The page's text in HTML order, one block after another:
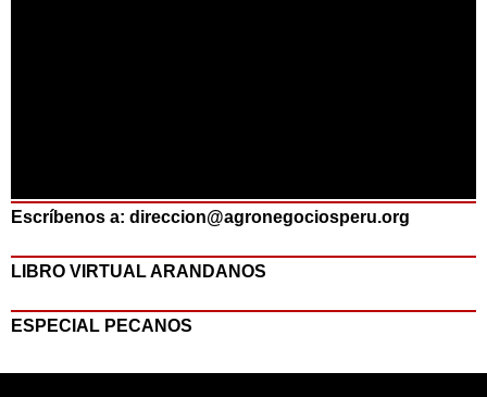
Escríbenos a: direccion@agronegociosperu.org
LIBRO VIRTUAL ARANDANOS
ESPECIAL PECANOS